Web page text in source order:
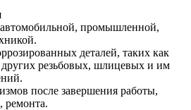
автомобильной, промышленной,
деталей, таких как
резьбовых, шлицевых и им
после завершения работы,
ремонта.